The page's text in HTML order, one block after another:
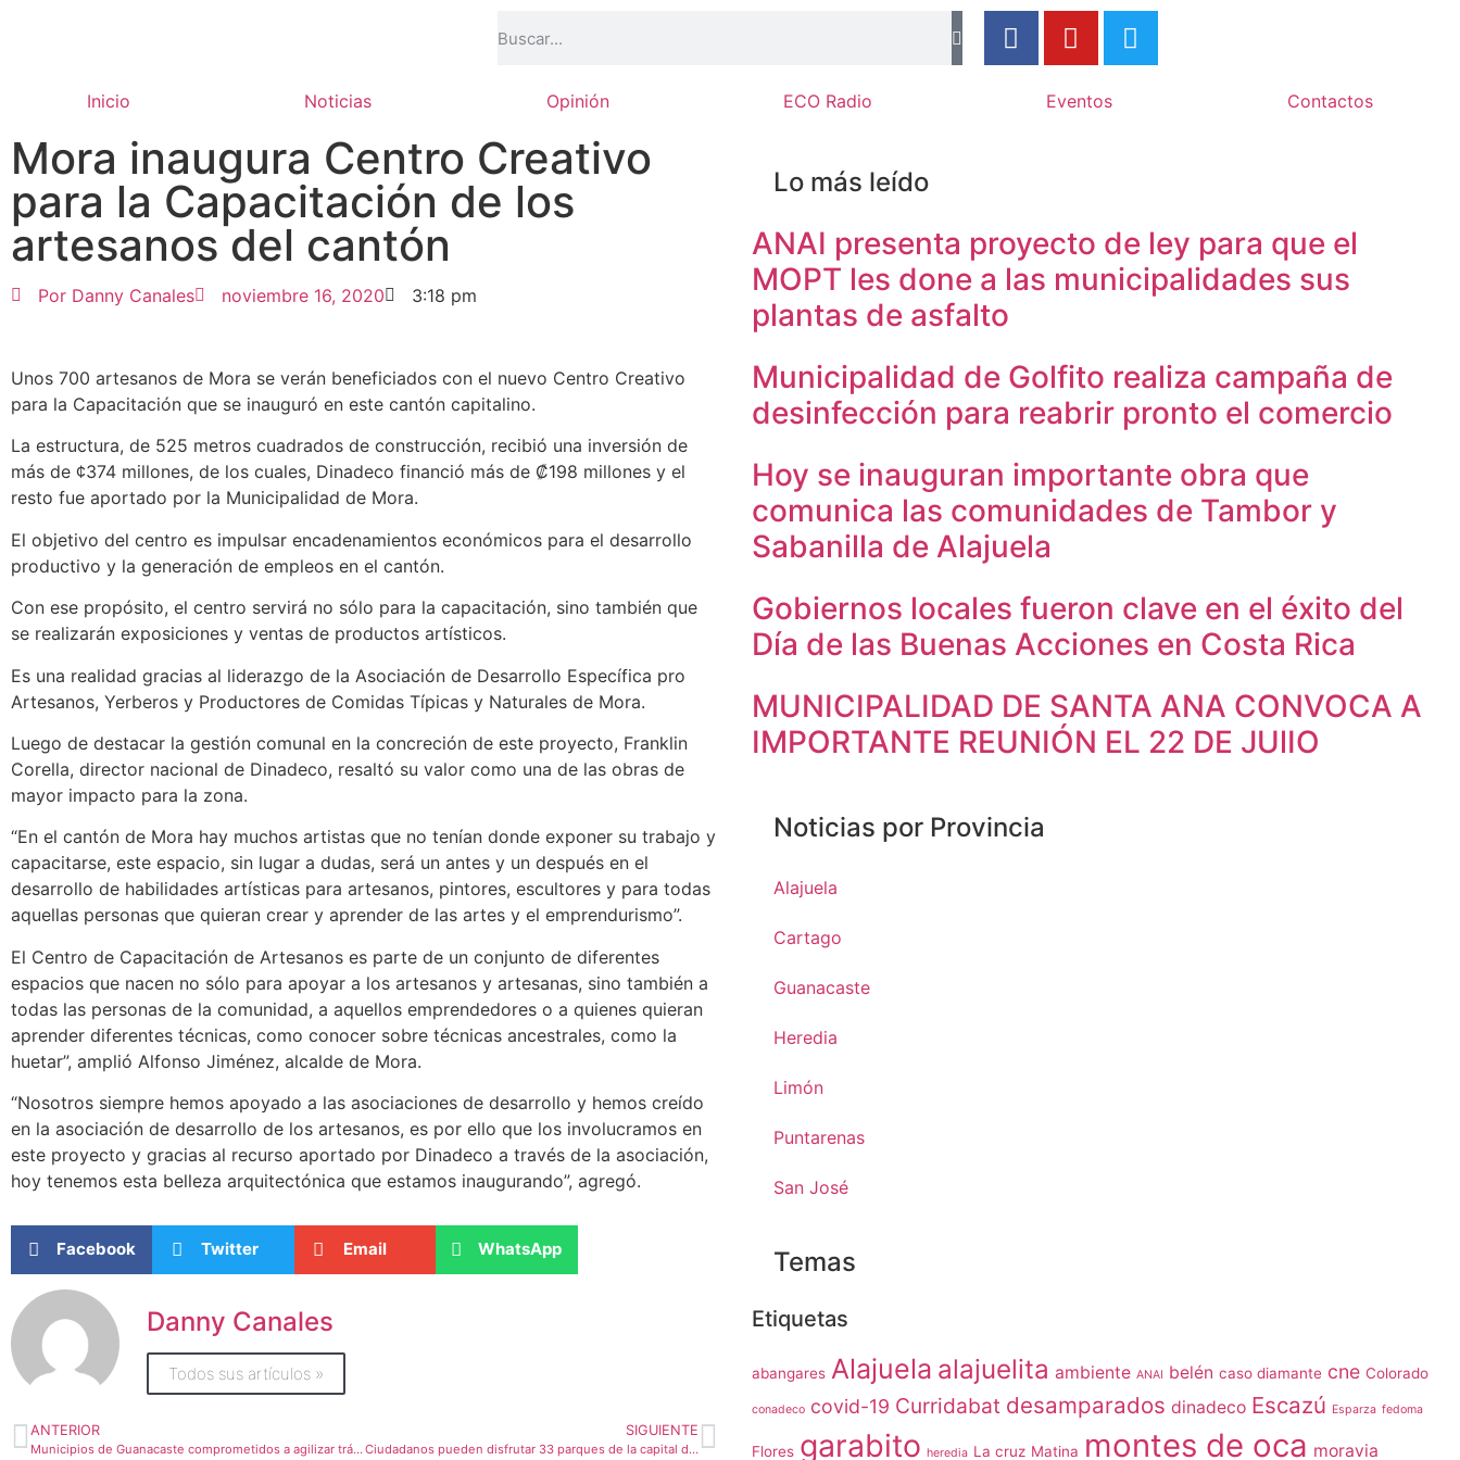
Inicio Noticias Opinión ECO Radio Eventos Contactos
Mora inaugura Centro Creativo
para la Capacitación de los
artesanos del cantón
Por Danny Canales noviembre 16, 2020 3:18 pm
Unos 700 artesanos de Mora se verán beneficiados con el nuevo Centro Creativo
para la Capacitación que se inauguró en este cantón capitalino.
La estructura, de 525 metros cuadrados de construcción, recibió una inversión de
más de ¢374 millones, de los cuales, Dinadeco financió más de ₡198 millones y el
resto fue aportado por la Municipalidad de Mora.
El objetivo del centro es impulsar encadenamientos económicos para el desarrollo
productivo y la generación de empleos en el cantón.
Con ese propósito, el centro servirá no sólo para la capacitación, sino también que
se realizarán exposiciones y ventas de productos artísticos.
Es una realidad gracias al liderazgo de la Asociación de Desarrollo Específica pro
Artesanos, Yerberos y Productores de Comidas Típicas y Naturales de Mora.
Luego de destacar la gestión comunal en la concreción de este proyecto, Franklin
Corella, director nacional de Dinadeco, resaltó su valor como una de las obras de
mayor impacto para la zona.
“En el cantón de Mora hay muchos artistas que no tenían donde exponer su trabajo y
capacitarse, este espacio, sin lugar a dudas, será un antes y un después en el
desarrollo de habilidades artísticas para artesanos, pintores, escultores y para todas
aquellas personas que quieran crear y aprender de las artes y el emprendurismo”.
El Centro de Capacitación de Artesanos es parte de un conjunto de diferentes
espacios que nacen no sólo para apoyar a los artesanos y artesanas, sino también a
todas las personas de la comunidad, a aquellos emprendedores o a quienes quieran
aprender diferentes técnicas, como conocer sobre técnicas ancestrales, como la
huetar”, amplió Alfonso Jiménez, alcalde de Mora.
“Nosotros siempre hemos apoyado a las asociaciones de desarrollo y hemos creído
en la asociación de desarrollo de los artesanos, es por ello que los involucramos en
este proyecto y gracias al recurso aportado por Dinadeco a través de la asociación,
hoy tenemos esta belleza arquitectónica que estamos inaugurando”, agregó.
Facebook Twitter Email WhatsApp
Danny Canales
Todos sus artículos »
ANTERIOR
Municipios de Guanacaste comprometidos a agilizar trámites, planes reguladores e infraestructura hídrica
SIGUIENTE
Ciudadanos pueden disfrutar 33 parques de la capital dentro de plan gradual de reaperturas
Lo más leído
ANAI presenta proyecto de ley para que el
MOPT les done a las municipalidades sus
plantas de asfalto
Municipalidad de Golfito realiza campaña de
desinfección para reabrir pronto el comercio
Hoy se inauguran importante obra que
comunica las comunidades de Tambor y
Sabanilla de Alajuela
Gobiernos locales fueron clave en el éxito del
Día de las Buenas Acciones en Costa Rica
MUNICIPALIDAD DE SANTA ANA CONVOCA A
IMPORTANTE REUNIÓN EL 22 DE JUlIO
Noticias por Provincia
Alajuela
Cartago
Guanacaste
Heredia
Limón
Puntarenas
San José
Temas
Etiquetas
abangares Alajuela alajuelita ambiente ANAI belén caso diamante cne Colorado
conadeco covid-19 Curridabat desamparados dinadeco Escazú Esparza fedoma
Flores garabito heredia La cruz Matina montes de oca moravia